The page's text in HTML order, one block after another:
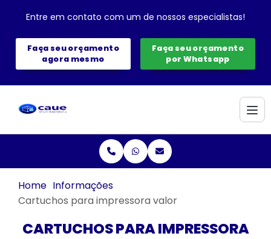
Entre em contato com um de nossos especialistas!
Faça seu orçamento
agora mesmo
Faça seu orçamento
por Whatsapp
Home Informações
Cartuchos para impressora valor
CARTUCHOS PARA IMPRESSORA